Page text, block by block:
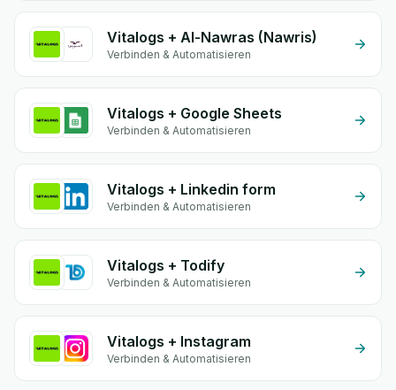
Vitalogs + Al-Nawras (Nawris)
Verbinden & Automatisieren
Vitalogs + Google Sheets
Verbinden & Automatisieren
Vitalogs + Linkedin form
Verbinden & Automatisieren
Vitalogs + Todify
Verbinden & Automatisieren
Vitalogs + Instagram
Verbinden & Automatisieren